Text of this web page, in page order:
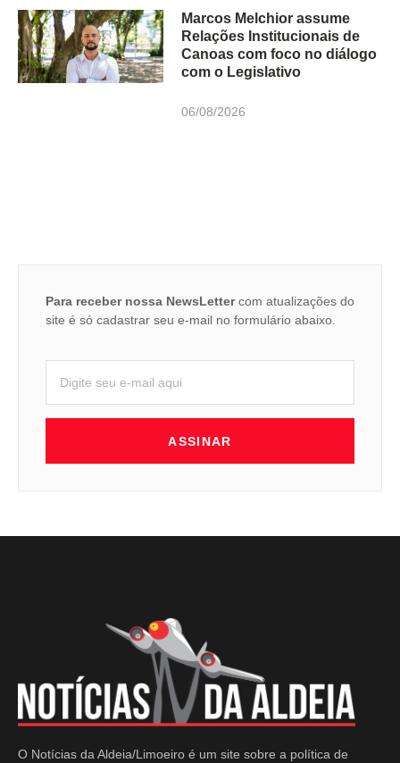
Marcos Melchior assume
Relações Institucionais de
Canoas com foco no diálogo
com o Legislativo
06/08/2026
Para receber nossa NewsLettercom atualizações do
site é só cadastrar seu e-mail no formulário abaixo.
ASSINAR
O Notícias da Aldeia/Limoeiro é um site sobre a política de